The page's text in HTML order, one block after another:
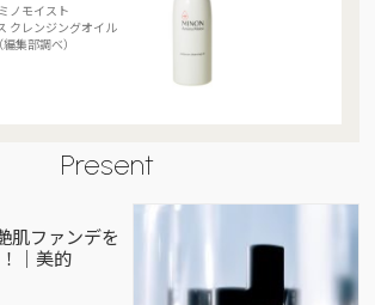
ノモイスト
クレンジングオイル
集部調べ）
Present
肌ファンデを
｜美的